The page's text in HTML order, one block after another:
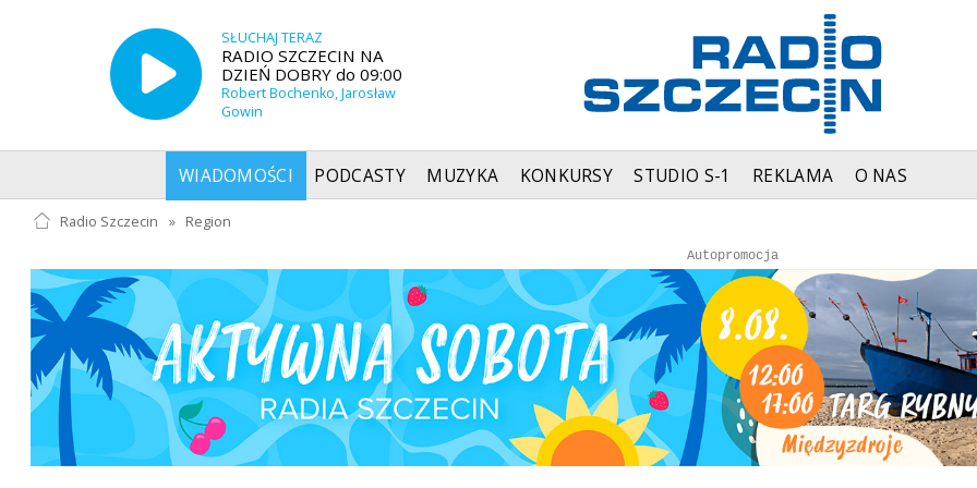
SŁUCHAJ TERAZ
RADIO SZCZECIN NA
DZIEŃ DOBRY do 09:00
Robert Bochenko, Jarosław
Gowin
WIADOMOŚCI PODCASTY MUZYKA KONKURSY STUDIO S-1 REKLAMA O NAS
Radio Szczecin » Region
Autopromocja
Reklama
Autopromocja